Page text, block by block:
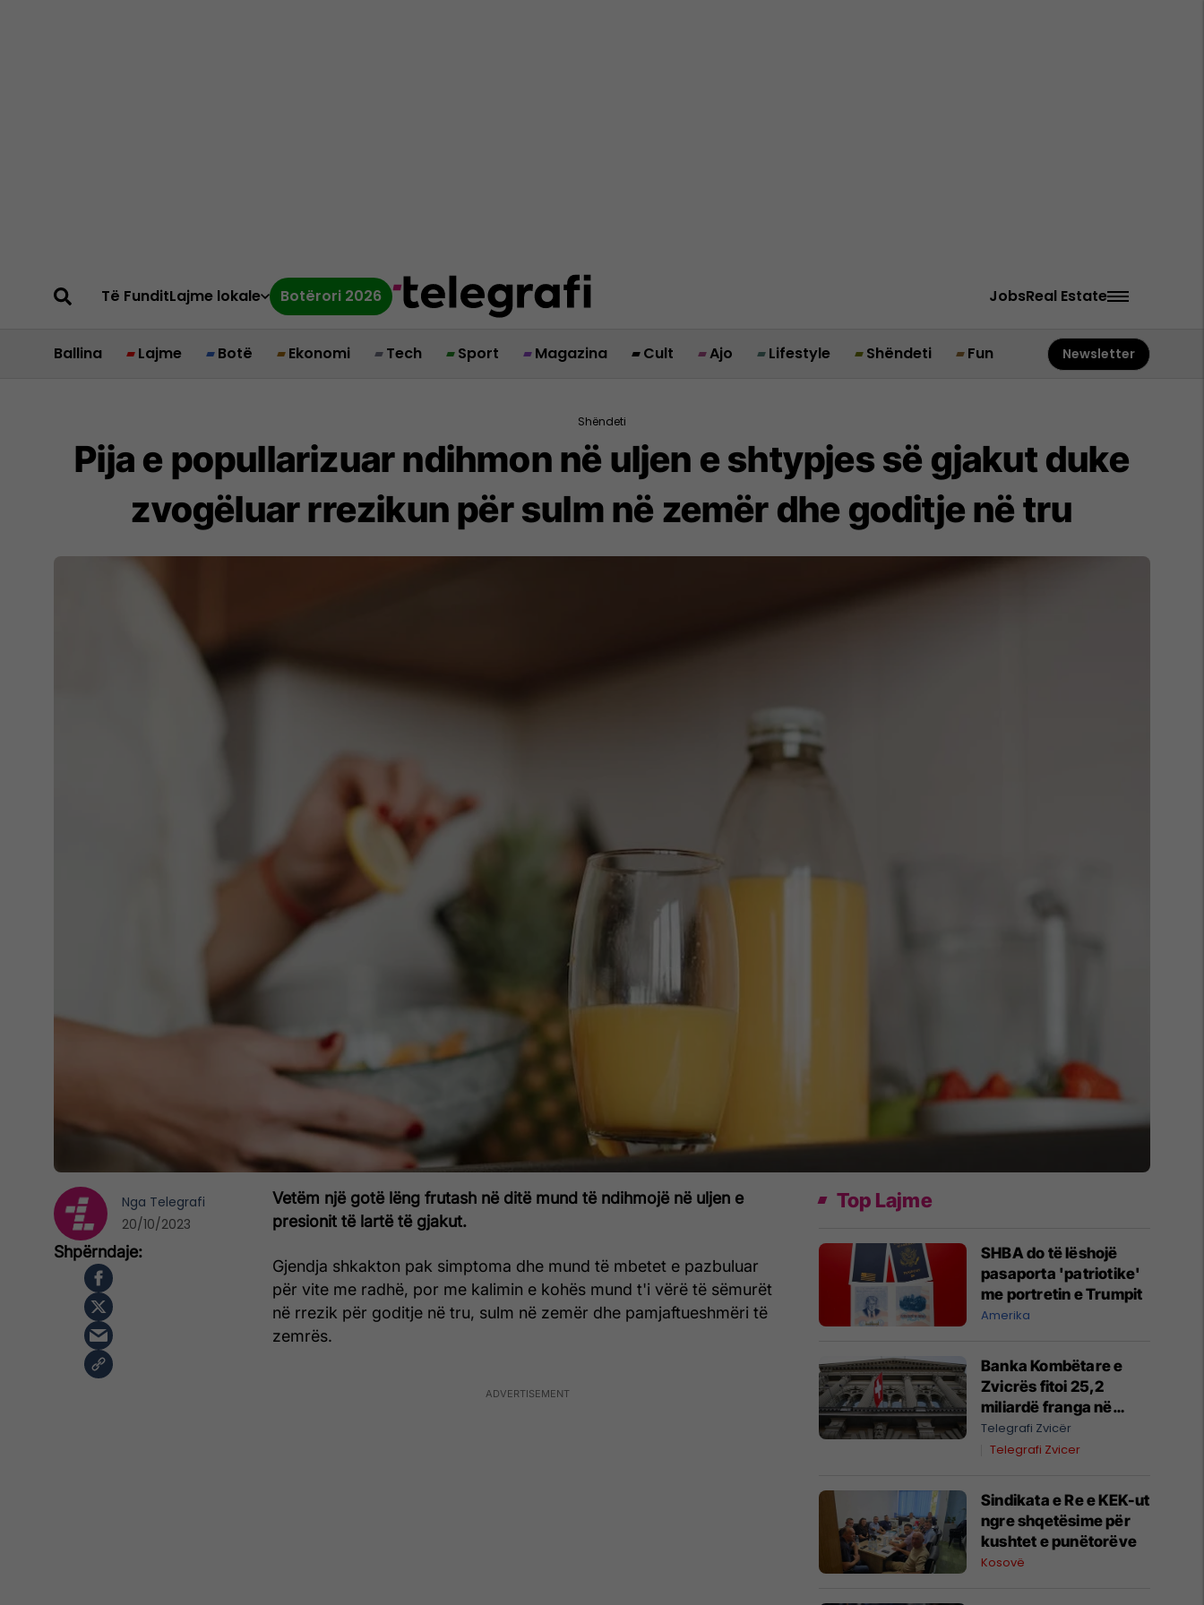
Të FunditLajme lokale Botërori 2026 JobsReal Estate
Ballina Lajme Botë Ekonomi Tech Sport Magazina Cult Ajo Lifestyle Shëndeti Fun Newsletter
Shëndeti
Pija e popullarizuar ndihmon në uljen e shtypjes së gjakut duke
zvogëluar rrezikun për sulm në zemër dhe goditje në tru
Vetëm një gotë lëng frutash në ditë mund të ndihmojë në uljen e
presionit të lartë të gjakut.
Gjendja shkakton pak simptoma dhe mund të mbetet e pazbuluar
për vite me radhë, por me kalimin e kohës mund t'i vërë të sëmurët
në rrezik për goditje në tru, sulm në zemër dhe pamjaftueshmëri të
zemrës.
Nga Telegrafi
20/10/2023
Top Lajme
SHBA do të lëshojë
pasaporta 'patriotike'
me portretin e Trumpit
Amerika
Banka Kombëtare e
Zvicrës fitoi 25,2
miliardë franga në
gjashtëmujorin e parë
të vitit 2026
Telegrafi Zvicër
Telegrafi Zvicer
Sindikata e Re e KEK-ut
ngre shqetësime për
kushtet e punëtorëve
Kosovë